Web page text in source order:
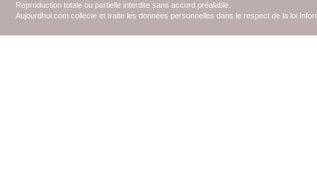
Reproduction totale ou partielle interdite sans accord préalable.
Aujourdhui.com collecte et traite les données personnelles dans le respect de la loi